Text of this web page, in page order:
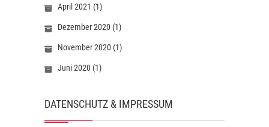
April 2021 (1)
Dezember 2020 (1)
November 2020 (1)
Juni 2020 (1)
DATENSCHUTZ & IMPRESSUM